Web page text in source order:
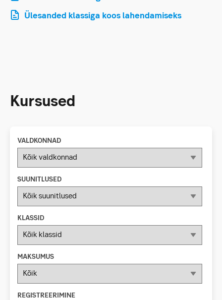
Ülesanded klassiga koos lahendamiseks
Kursused
VALDKONNAD
SUUNITLUSED
KLASSID
MAKSUMUS
REGISTREERIMINE